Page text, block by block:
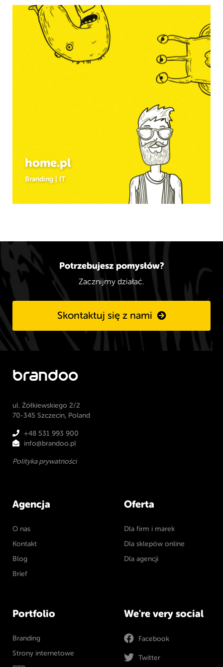
home.pl
Branding IT
Potrzebujesz pomysłów?
Zacznijmy działać.
Skontaktuj się z nami
brandoo
ul. Żółkiewskiego 2/2
70-345 Szczecin, Poland
+48 531 993 900
info@brandoo.pl
Polityka prywatności
Agencja
O nas
Kontakt
Blog
Brief
Oferta
Dla firm i marek
Dla sklepów online
Dla agencji
Portfolio
Branding
Strony internetowe
We're very social
Facebook
Twitter